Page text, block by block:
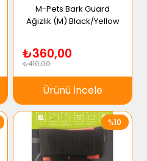
M-Pets Bark Guard
Ağızlık (M) Black/Yellow
₺360,00
₺410,00
Ürünü İncele
%10